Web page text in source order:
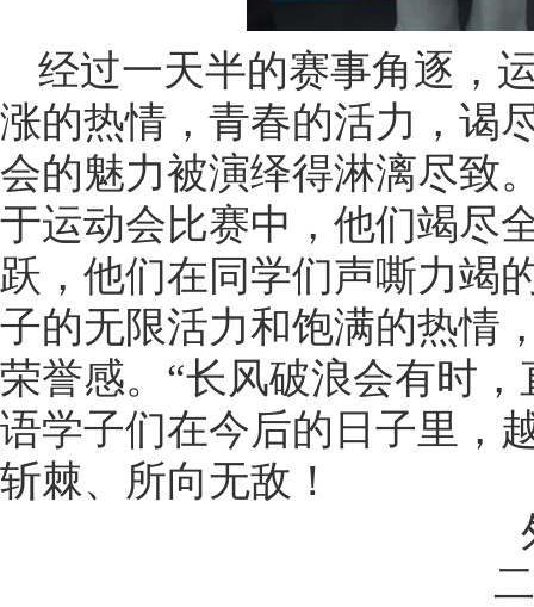
经过一天半的赛事角逐，
涨的热情，青春的活力，谒
会的魅力被演绎得淋漓尽致
于运动会比赛中，他们竭尽
跃，他们在同学们声嘶力竭
子的无限活力和饱满的热情
荣誉感。“长风破浪会有时
语学子们在今后的日子里，
斩棘、所向无敌！
外语系文
二〇二一年